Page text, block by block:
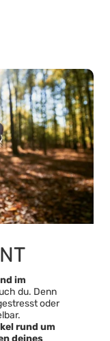
im
du. Denn
oder
rund um